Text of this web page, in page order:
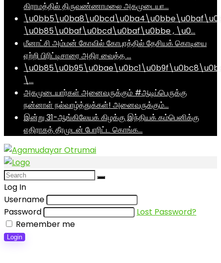
கிராமத்தில் திருவண்ணாமலை அகமுடையா…
\u0b85\u0baf\u0bcd\u0baf\u0bbe , \u0…
மீனாட்சி அம்மன் கோவில் கோபுரத்தில் தேசியக் கொடியை
ஏற்றி பிரிட்டிசாரை அதிர வைத்த …
\…
அகமுடையார்கள் அனைவருக்கும் #ஆடிப்பெருக்கு
நன்னாள் நல்வாழ்த்துக்கள்! அனைவருக்கும்…
இன்று 31-ஆங்கிலேயக் கிழக்கு இந்தியக் கம்பெனிக்கு
எதிராகத் தீரமுடன் போரிட்ட கொங்க…
Log In
Username
Password
Lost Password?
Remember me
Login